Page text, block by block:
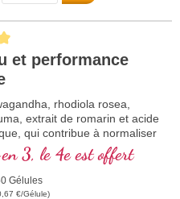
of 5 out of 5 stars
et performance
rhodiola rosea,
extrait de romarin et acide
qui contribue à normaliser
mentale et qui participe à
et au métabolisme de
Vitamine B
3, le 4e est offert
Gélules
€/Gélule)